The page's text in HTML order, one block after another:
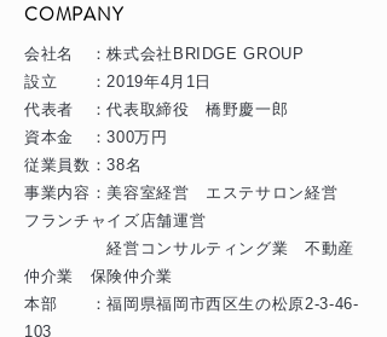
COMPANY
会社名 ：株式会社BRIDGE GROUP
設立 ：2019年4月1日
代表者 ：代表取締役 橋野慶一郎
資本金 ：300万円
従業員数：38名
事業内容：美容室経営 エステサロン経営
フランチャイズ店舗運営
経営コンサルティング業不動産
仲介業 保険仲介業
​本部 ：福岡県福岡市西区生の松原2-3-46-
103